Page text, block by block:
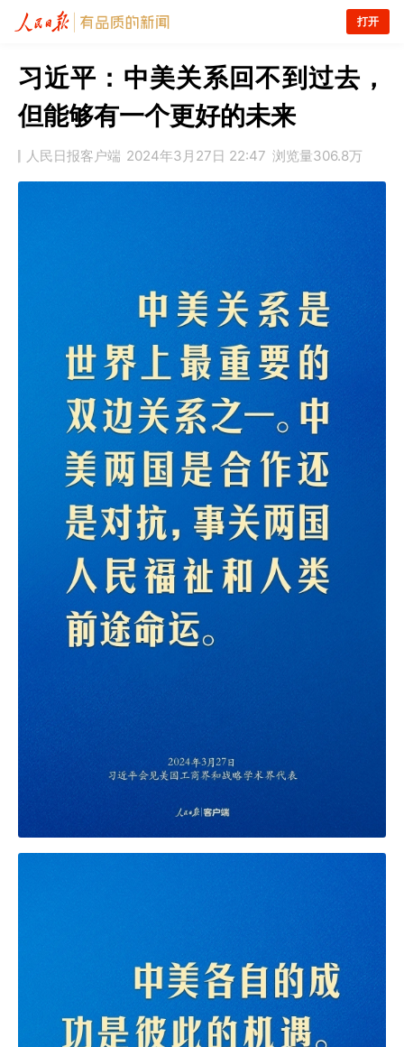
打开
习近平：中美关系回不到过去，
但能够有一个更好的未来
人民日报客户端 2024年3月27日 22:47 浏览量306.8万